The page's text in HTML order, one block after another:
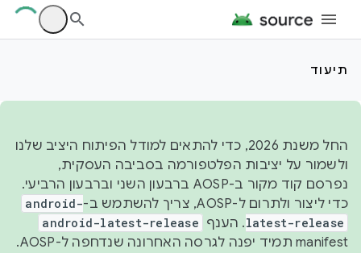
תיעוד
החל משנת 2026, כדי להתאים למודל הפיתוח היציב שלנו
ולשמור על יציבות הפלטפורמה בסביבה העסקית,
נפרסם קוד מקור ב-AOSP ברבעון השני וברבעון הרביעי.
כדי ליצור ולתרום ל-AOSP, צריך להשתמש ב-
android-
latest-release. הענף android-latest-release
manifest תמיד יפנה לגרסה האחרונה שנדחפה ל-AOSP.